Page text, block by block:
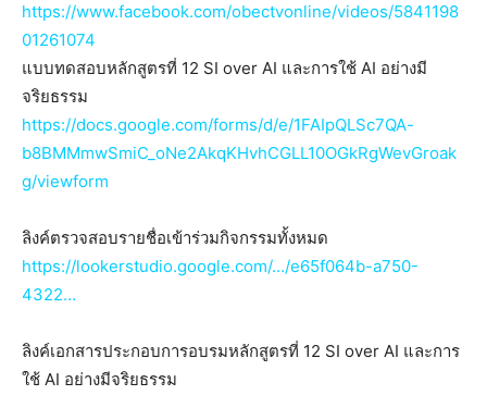
https://www.facebook.com/obectvonline/videos/5841198
01261074
แบบทดสอบหลักสูตรที่ 12 SI over AI และการใช้ AI อย่างมี
จริยธรรม
https://docs.google.com/forms/d/e/1FAIpQLSc7QA-
b8BMMmwSmiC_oNe2AkqKHvhCGLL10OGkRgWevGroak
g/viewform
ลิงค์ตรวจสอบรายชื่อเข้าร่วมกิจกรรมทั้งหมด
https://lookerstudio.google.com/…/e65f064b-a750-
4322…
ลิงค์เอกสารประกอบการอบรมหลักสูตรที่ 12 SI over AI และการ
ใช้ AI อย่างมีจริยธรรม